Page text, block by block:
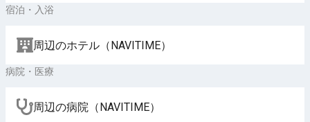
宿泊・入浴
周辺のホテル（NAVITIME）
病院・医療
周辺の病院（NAVITIME）